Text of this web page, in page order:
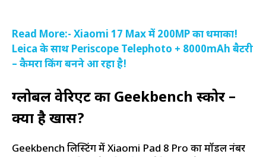
Read More:- Xiaomi 17 Max में 200MP का धमाका!
Leica के साथ Periscope Telephoto + 8000mAh बैटरी
– कैमरा किंग बनने आ रहा है!
ग्लोबल वेरिएंट का Geekbench स्कोर –
क्या है खास?
Geekbench लिस्टिंग में Xiaomi Pad 8 Pro का मॉडल नंबर